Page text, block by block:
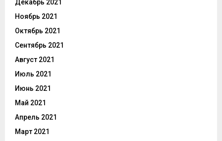
Декабрь 2021
Ноябрь 2021
Октябрь 2021
Сентябрь 2021
Август 2021
Июль 2021
Июнь 2021
Май 2021
Апрель 2021
Март 2021